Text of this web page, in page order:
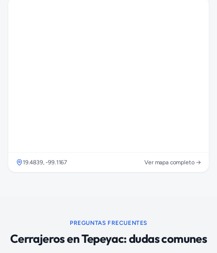
19.4839,-99.1167 Ver mapa completo →
PREGUNTAS FRECUENTES
CerrajerosenTepeyac: dudas comunes